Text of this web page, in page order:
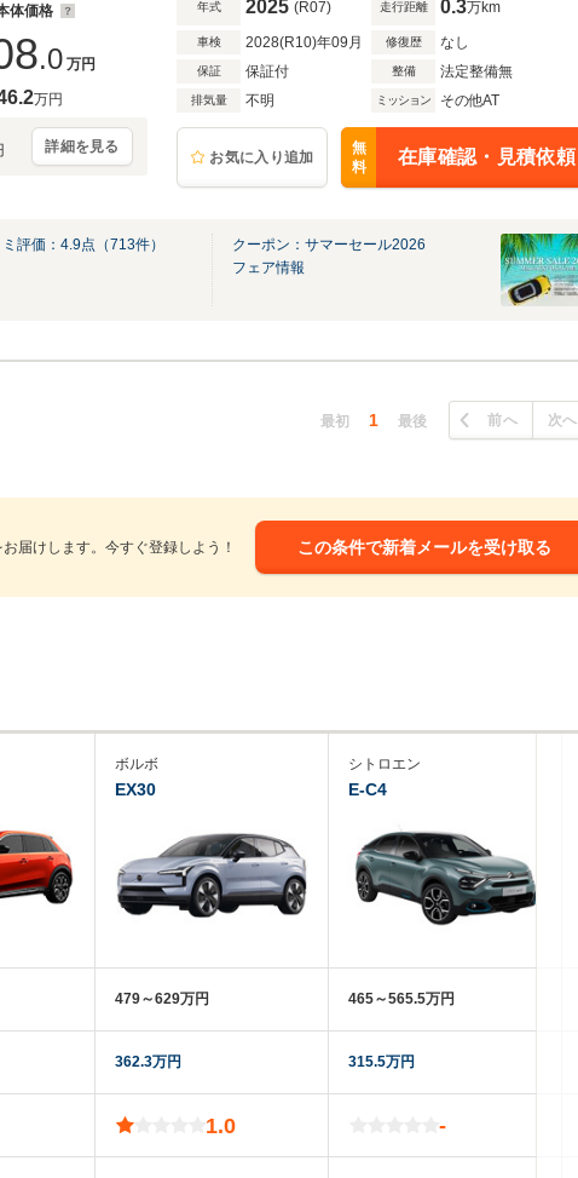
体価格
.0 万円
万円
詳細を見る
年式 2025 (R07) 走行距離 0.3万km
車検 2028(R10)年09月 修復歴 なし
保証 保証付 整備 法定整備無
排気量 不明 ミッション その他AT
お気に入り追加
無
料
在庫確認・見積依頼
評価： 4.9点（713件）
クーポン：サマーセール2026
フェア情報
最初 1 最後 前へ 次へ
届けします。今すぐ登録しよう！ この条件で新着メールを受け取る
ボルボ
EX30
479～629万円
362.3万円
1.0
シトロエン
E-C4
465～565.5万円
315.5万円
-